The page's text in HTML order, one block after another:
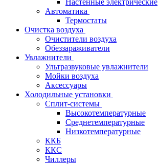
Настенные электрические
Автоматика
Термостаты
Очистка воздуха
Очистители воздуха
Обеззараживатели
Увлажнители
Ультразвуковые увлажнители
Мойки воздуха
Аксессуары
Холодильные установки
Сплит-системы
Высокотемпературные
Среднетемпературные
Низкотемпературные
ККБ
ККС
Чиллеры